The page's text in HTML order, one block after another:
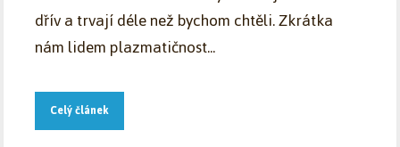
dřív a trvají déle než bychom chtěli. Zkrátka
nám lidem plazmatičnost...
Celý článek